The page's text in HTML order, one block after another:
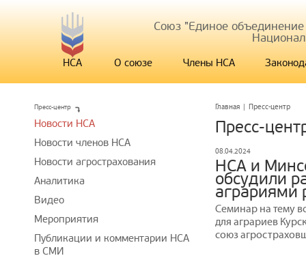
Союз "Единое
НСА О союзе Члены НСА
Главная | Пресс-центр
Пресс-
08.04.2024
НСА и
обсудили
аграриями
Семинар на тему
для аграриев
союз
Пресс-центр
Новости НСА
Новости членов НСА
Новости агрострахования
Аналитика
Видео
Мероприятия
Публикации и комментарии НСА
в СМИ